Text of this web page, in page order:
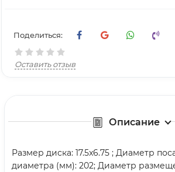
Поделиться:
Оставить отзыв
Описание
Размер диска: 17.5x6.75 ; Диаметр
диаметра (мм): 202; Диаметр